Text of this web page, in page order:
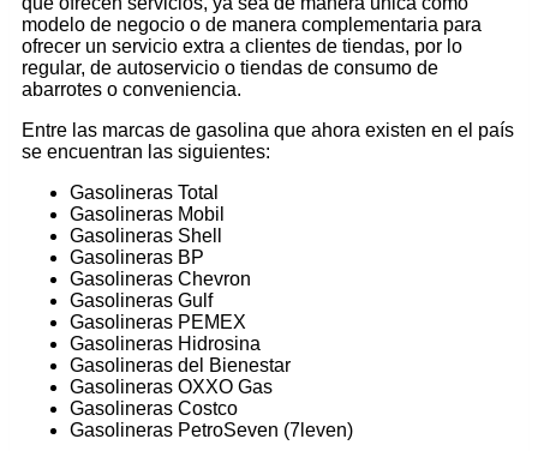
modelo de negocio o de manera complementaria para
ofrecer un servicio extra a clientes de tiendas, por lo
regular, de autoservicio o tiendas de consumo de
abarrotes o conveniencia.
Entre las marcas de gasolina que ahora existen en el país
se encuentran las siguientes:
Gasolineras Total
Gasolineras Mobil
Gasolineras Shell
Gasolineras BP
Gasolineras Chevron
Gasolineras Gulf
Gasolineras PEMEX
Gasolineras Hidrosina
Gasolineras del Bienestar
Gasolineras OXXO Gas
Gasolineras Costco
Gasolineras PetroSeven (7leven)